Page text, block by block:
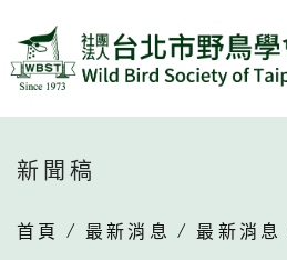
新聞稿
首頁 / 最新消息 / 最新消息